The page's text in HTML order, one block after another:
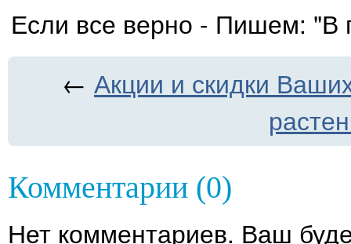
Если все верно - Пишем: "В
← Акции и скидки
Комментарии (0)
Нет комментариев. Ваш